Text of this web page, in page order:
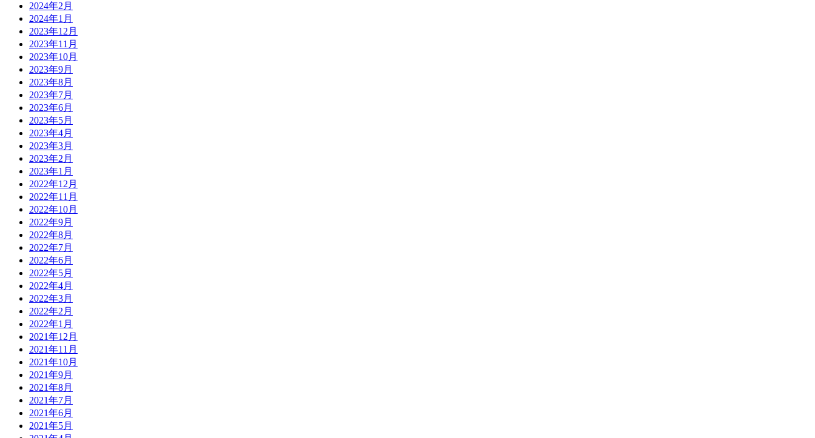
2024年2月
2024年1月
2023年12月
2023年11月
2023年10月
2023年9月
2023年8月
2023年7月
2023年6月
2023年5月
2023年4月
2023年3月
2023年2月
2023年1月
2022年12月
2022年11月
2022年10月
2022年9月
2022年8月
2022年7月
2022年6月
2022年5月
2022年4月
2022年3月
2022年2月
2022年1月
2021年12月
2021年11月
2021年10月
2021年9月
2021年8月
2021年7月
2021年6月
2021年5月